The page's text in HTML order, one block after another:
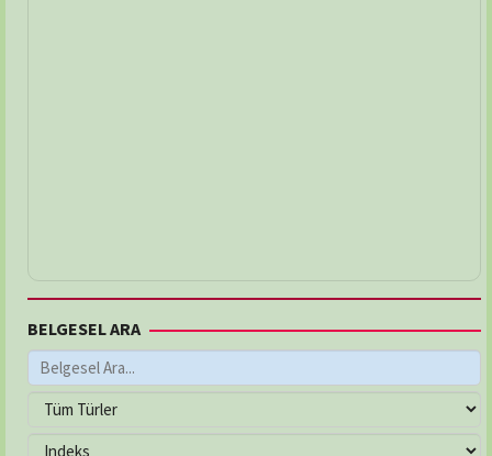
BELGESEL ARA